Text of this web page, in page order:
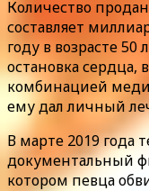
Количество
составляет
году в возрасте
остановка сердца,
комбинацией
ему дал личный
В марте 2019 года
документальный
котором певца